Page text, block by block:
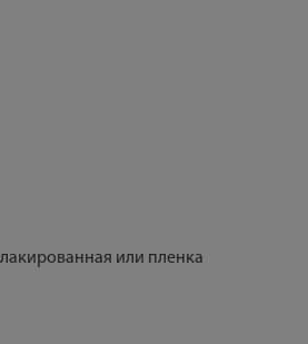
или пленка